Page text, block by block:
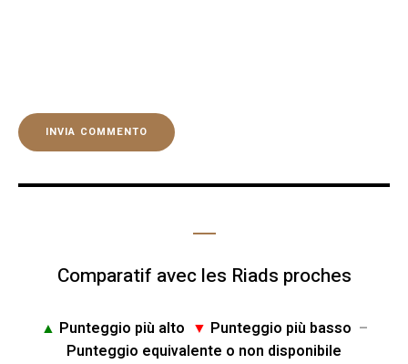
Comparatif avec les Riads proches
▲ Punteggio più alto ▼ Punteggio più basso –
Punteggio equivalente o non disponibile